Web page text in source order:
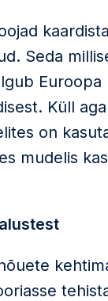
Seda
Euroopa
Küll
on
mudelis